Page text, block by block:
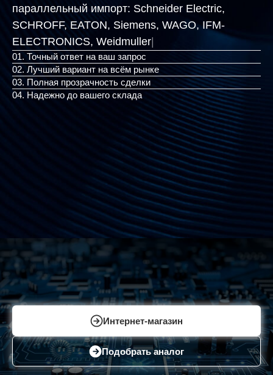
параллельный импорт: Schneider Electric,
SCHROFF, EATON, Siemens, WAGO, IFM-
ELECTRONICS, Weidmuller
01. Точный ответ на ваш запрос
02. Лучший вариант на всём рынке
03. Полная прозрачность сделки
04. Надежно до вашего склада
Интернет-магазин
Подобрать аналог